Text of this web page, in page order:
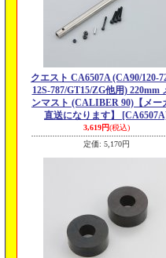
クエスト CA6507A (CA90/120-
12S-787/GT15/ZG他用) 220mm
ンマスト (CALIBER 90)【メー
直送になります】
[CA6507A]
3,619円(税込)
定価: 5,170円